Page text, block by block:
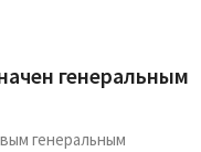
генеральным
генеральным